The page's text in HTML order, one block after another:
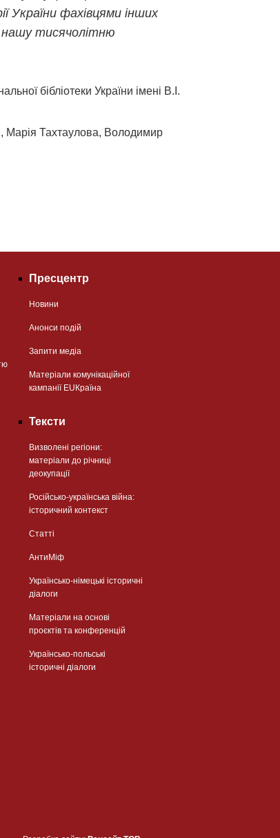
України фахівцями інших
нашу тисячолітню
бібліотеки України імені В.І.
Марія Тахтаулова, Володимир
Пресцентр
Новини
Анонси подій
Запити медіа
Матеріали комунікаційної
кампанії EUКраїна
Тексти
Визволені регіони:
матеріали до річниці
деокупації
Російсько-українська війна:
історичний контекст
Статті
АнтиМіф
Українсько-німецькі історичні
діалоги
Матеріали на основі
проєктів та конференцій
Українсько-польські
історичні діалоги